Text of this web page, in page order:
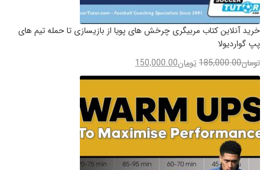
خرید آنلاین کتاب مربیگری چرخش های پویا از بازیسازی تا حمله تیم های
پپ گواردیولا
تومان185,000.00تومان150,000.00